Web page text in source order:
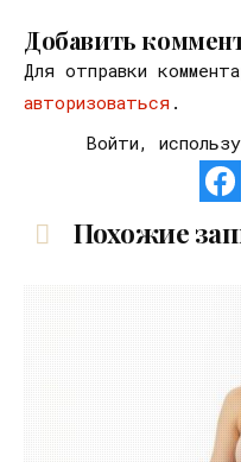
Добавить
Для отправки
авторизоваться .
Войти,
Похожие